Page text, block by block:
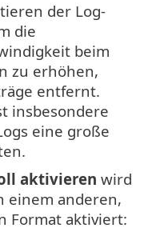
der Log-
die
beim
zu erhöhen,
entfernt.
insbesondere
eine große
aktivieren wird
einem anderen,
Format aktiviert: